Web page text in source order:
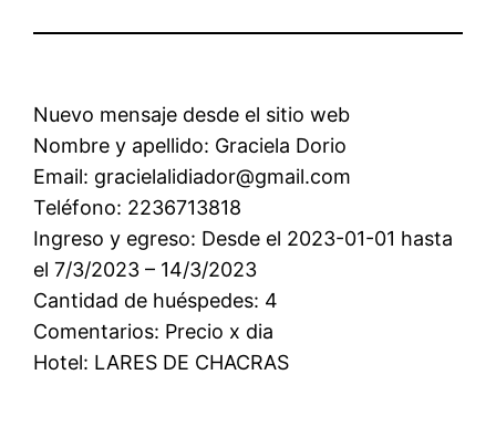
Nuevo mensaje desde el sitio web
Nombre y apellido: Graciela Dorio
Email: gracielalidiador@gmail.com
Teléfono: 2236713818
Ingreso y egreso: Desde el 2023-01-01 hasta
el 7/3/2023 – 14/3/2023
Cantidad de huéspedes: 4
Comentarios: Precio x dia
Hotel: LARES DE CHACRAS